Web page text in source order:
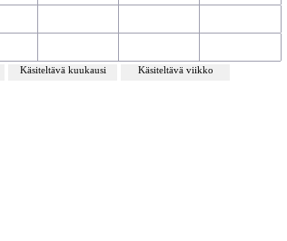
Käsiteltävä kuukausi Käsiteltävä viikko